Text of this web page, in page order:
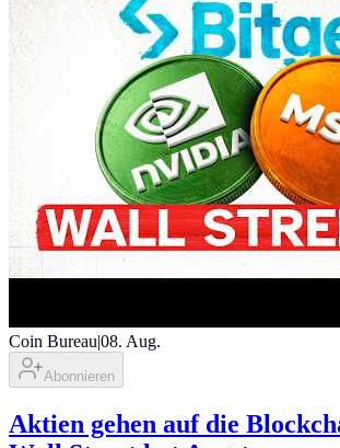
Coin Bureau|08. Aug.
Abonnieren
Aktien gehen auf die